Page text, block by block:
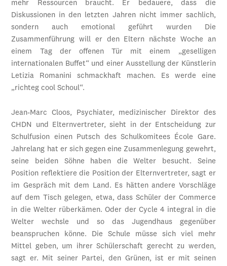
mehr Ressourcen braucht. Er bedauere, dass die
Diskussionen in den letzten Jahren nicht immer sachlich,
sondern auch emotional geführt wurden Die
Zusammenführung will er den Eltern nächste Woche an
einem Tag der offenen Tür mit einem „geselligen
internationalen Buffet“ und einer Ausstellung der Künstlerin
Letizia Romanini schmackhaft machen. Es werde eine
„richteg cool Schoul“.
Jean-Marc Cloos, Psychiater, medizinischer Direktor des
CHDN und Elternvertreter, sieht in der Entscheidung zur
Schulfusion einen Putsch des Schulkomitees École Gare.
Jahrelang hat er sich gegen eine Zusammenlegung gewehrt,
seine beiden Söhne haben die Welter besucht. Seine
Position reflektiere die Position der Elternvertreter, sagt er
im Gespräch mit dem Land. Es hätten andere Vorschläge
auf dem Tisch gelegen, etwa, dass Schüler der Commerce
in die Welter rüberkämen. Oder der Cycle 4 integral in die
Welter wechsle und so das Jugendhaus gegenüber
beanspruchen könne. Die Schule müsse sich viel mehr
Mittel geben, um ihrer Schülerschaft gerecht zu werden,
sagt er. Mit seiner Partei, den Grünen, ist er mit seinen